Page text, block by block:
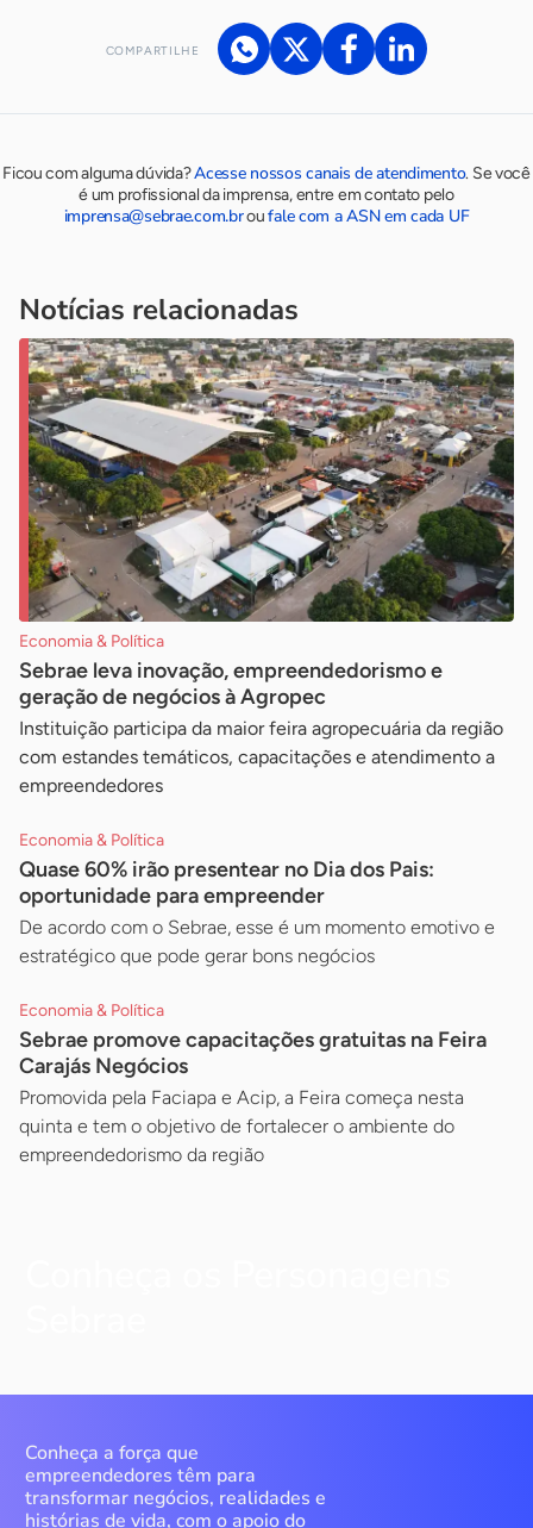
COMPARTILHE
Ficou com alguma dúvida?Acesse nossos canais de atendimento. Se você
é um profissional da imprensa, entre em contato pelo
imprensa@sebrae.com.broufale com a ASN em cada UF
Notícias relacionadas
Economia & Política
Sebrae leva inovação, empreendedorismo e
geração de negócios à Agropec
Instituição participa da maior feira agropecuária da região
com estandes temáticos, capacitações e atendimento a
empreendedores
Economia & Política
Quase 60% irão presentear no Dia dos Pais:
oportunidade para empreender
De acordo com o Sebrae, esse é um momento emotivo e
estratégico que pode gerar bons negócios
Economia & Política
Sebrae promove capacitações gratuitas na Feira
Carajás Negócios
Promovida pela Faciapa e Acip, a Feira começa nesta
quinta e tem o objetivo de fortalecer o ambiente do
empreendedorismo da região
Conheça a força que
empreendedores têm para
transformar negócios, realidades e
histórias de vida, com o apoio do